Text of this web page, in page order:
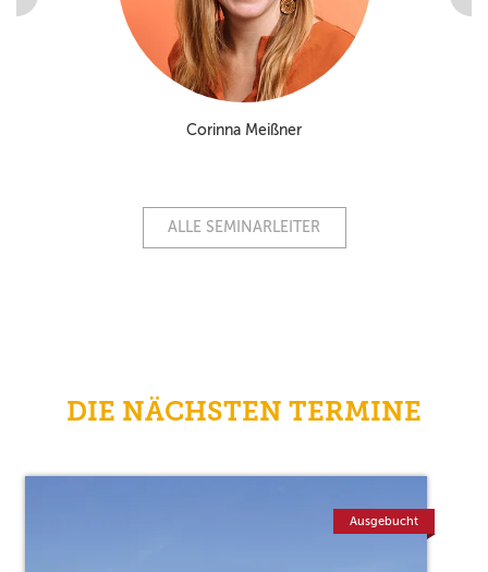
Corinna Meißner
ALLE SEMINARLEITER
DIE NÄCHSTEN TERMINE
Ausgebucht